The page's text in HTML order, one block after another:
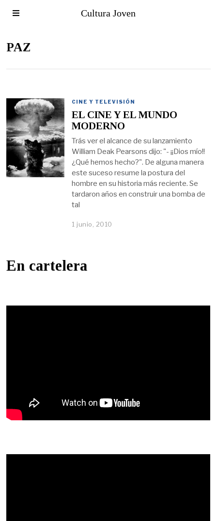
Cultura Joven
PAZ
CINE Y TELEVISIÓN
EL CINE Y EL MUNDO
MODERNO
Trás ver el alcance de su lanzamiento
William Deak Pearsons dijo: "- ¡¡Dios mío!!
¿Qué hemos hecho?". De alguna manera
este suceso resume la postura del
hombre en su historia más reciente. Se
tardaron años en construir una bomba de
tal
1 junio, 2010
En cartelera